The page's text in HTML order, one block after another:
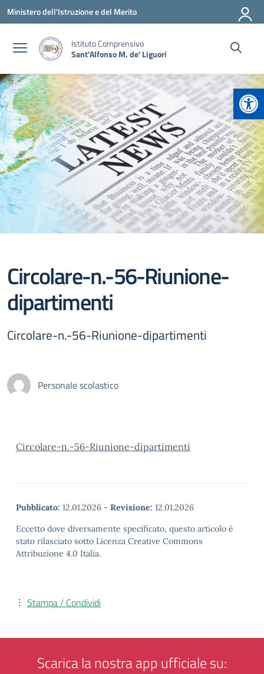
Vai ai contenuti
Vai al menu di navigazione
Vai al footer
Ministero dell'Istruzione e del Merito
Istituto Comprensivo
Sant'Alfonso M. de' Liguori
Circolare-n.-56-Riunione-
dipartimenti
Circolare-n.-56-Riunione-dipartimenti
Personale scolastico
Circolare-n.-56-Riunione-dipartimenti
Pubblicato: 12.01.2026 - Revisione: 12.01.2026
Eccetto dove diversamente specificato, questo articolo è
stato rilasciato sotto Licenza Creative Commons
Attribuzione 4.0 Italia.
Stampa / Condividi
Scarica la nostra app ufficiale su: